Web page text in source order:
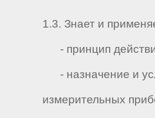
1.3. Знает и
- принцип
- назначение и
измерительных